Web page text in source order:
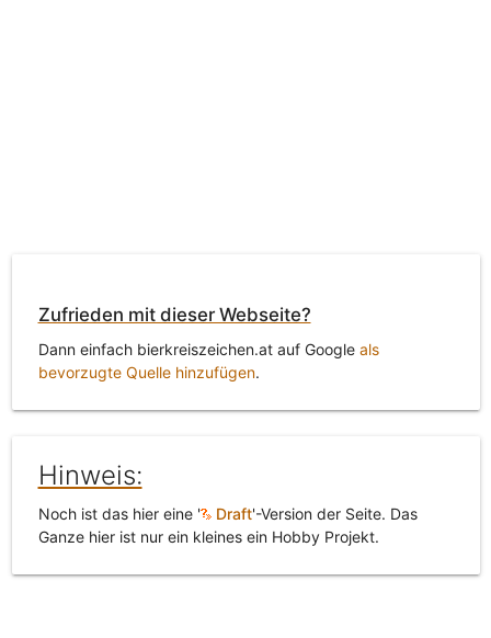
Zufrieden mit dieser Webseite?
Dann einfach bierkreiszeichen.at auf Google als
bevorzugte Quelle hinzufügen.
Hinweis:
Noch ist das hier eine ' Draft'-Version der Seite. Das
Ganze hier ist nur ein kleines ein Hobby Projekt.